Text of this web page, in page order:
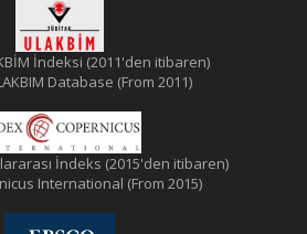
İndeksi (2011'den itibaren)
Database (From 2011)
İndeks (2015'den itibaren)
International (From 2015)